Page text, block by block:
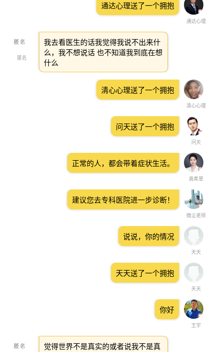
通达心理
通达心理送了一个拥抱
匿名
我去看医生的话我觉得我说不出来什
么，我不想说话 也不知道我到底在想
什么
清心心理
清心心理送了一个拥抱
问天
问天送了一个拥抱
高希翠
正常的人，都会带着症状生活。
微尘老师
建议您去专科医院进一步诊断！
天天
说说，你的情况
天天
天天送了一个拥抱
王宇
你好
觉得世界不是真实的或者说我不是真